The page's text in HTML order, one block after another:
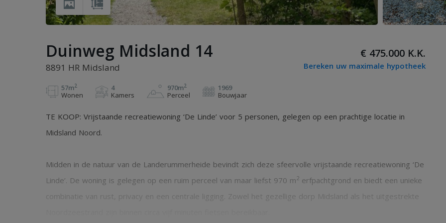
Duinweg Midsland 14
8891 HR Midsland
€ 475.000 K.K.
Bereken uw maximale hypotheek
57m2
Wonen
4
Kamers
970m2
Perceel
1969
Bouwjaar
TE KOOP: Vrijstaande recreatiewoning ‘De Linde’ voor 5 personen, gelegen op een prachtige locatie in
Midsland Noord.
Midden in de natuur van de Landerummerheide bevindt zich deze sfeervolle vrijstaande recreatiewoning ‘De
Linde’. De woning is gelegen op een ruim perceel van maar liefst 970 m2 erfpachtgrond en biedt een unieke
combinatie van rust, privacy en een centrale ligging. Zowel het gezellige dorp Midsland als het uitgestrekte